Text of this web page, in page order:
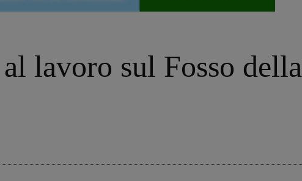
lavoro sul Fosso della